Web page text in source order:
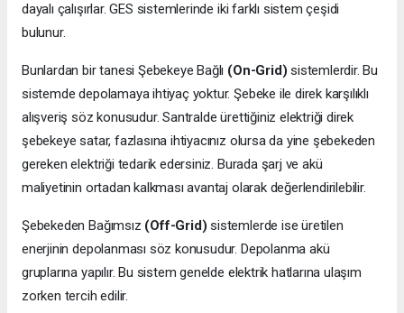
dayalı çalışırlar. GES sistemlerinde iki farklı sistem çeşidi
bulunur.
Bunlardan bir tanesi Şebekeye Bağlı (On-Grid) sistemlerdir. Bu
sistemde depolamaya ihtiyaç yoktur. Şebeke ile direk karşılıklı
alışveriş söz konusudur. Santralde ürettiğiniz elektriği direk
şebekeye satar, fazlasına ihtiyacınız olursa da yine şebekeden
gereken elektriği tedarik edersiniz. Burada şarj ve akü
maliyetinin ortadan kalkması avantaj olarak değerlendirilebilir.
Şebekeden Bağımsız (Off-Grid) sistemlerde ise üretilen
enerjinin depolanması söz konusudur. Depolanma akü
gruplarına yapılır. Bu sistem genelde elektrik hatlarına ulaşım
zorken tercih edilir.